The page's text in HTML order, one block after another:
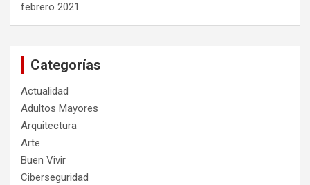
febrero 2021
Categorías
Actualidad
Adultos Mayores
Arquitectura
Arte
Buen Vivir
Ciberseguridad